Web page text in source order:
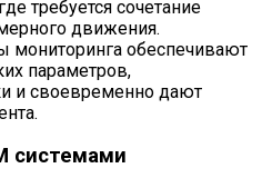
требуется сочетание
движения.
мониторинга обеспечивают
параметров,
и своевременно дают
системами